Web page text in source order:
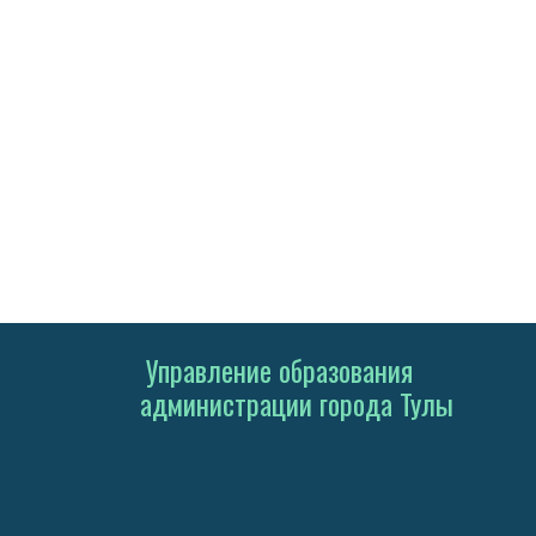
Управление образования
администрации города Тулы